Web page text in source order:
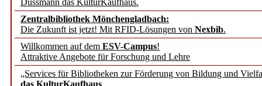
Dussmann das KulturKaufhaus.
Zentralbibliothek Mönchengladbach:
Die Zukunft ist jetzt! Mit RFID-Lösungen von Nexbib.
Willkommen auf dem ESV-Campus!
Attraktive Angebote für Forschung und Lehre
„Services für Bibliotheken zur Förderung von Bildung und
das KulturKaufhaus
Beiträge zugreifen,
geschehen,
sich kurzals Abonnent/